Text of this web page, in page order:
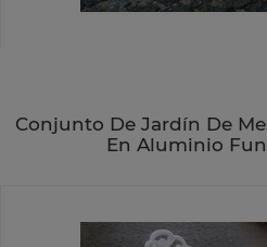
Conjunto De Jardín De
En Aluminio